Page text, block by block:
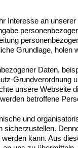
Interesse an
Grundlage, holen
Daten,
Grundverordnung
unsere Webseite
betroffene
und
sicherzustellen.
kann. Aus